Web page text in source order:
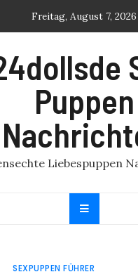
Freitag, August 7, 2026
Puppen
Liebespuppen
SEXPUPPEN FÜHRER